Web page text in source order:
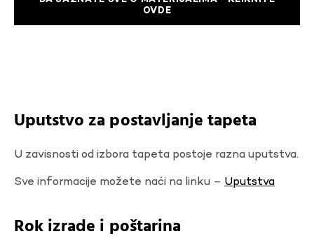
OVDE
Uputstvo za postavljanje tapeta
U zavisnosti od izbora tapeta postoje razna uputstva.
Sve informacije možete naći na linku – Uputstva
Rok izrade i poštarina